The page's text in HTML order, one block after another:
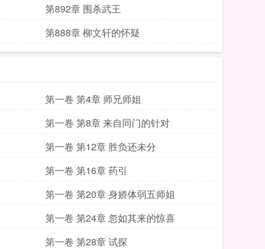
第892章 围杀武王
第888章 柳文轩的怀疑
第一卷 第4章 师兄师姐
第一卷 第8章 来自同门的针对
第一卷 第12章 胜负还未分
第一卷 第16章 药引
第一卷 第20章 身娇体弱五师姐
第一卷 第24章 忽如其来的惊喜
第一卷 第28章 试探